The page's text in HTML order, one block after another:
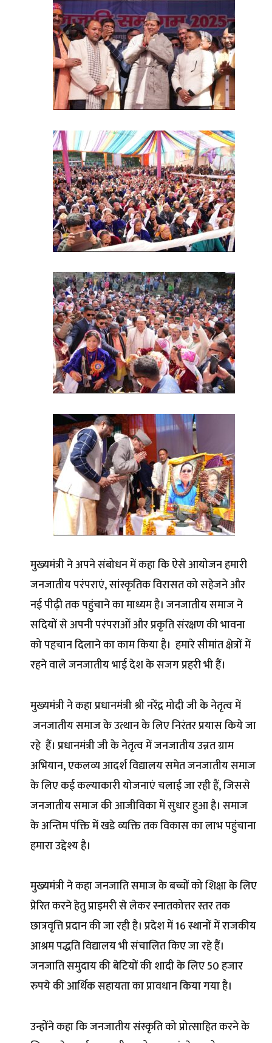
मुख्यमंत्री ने अपने संबोधन में कहा कि ऐसे आयोजन हमारी
जनजातीय परंपराएं, सांस्कृतिक विरासत को सहेजने और
नई पीढ़ी तक पहुंचाने का माध्यम है। जनजातीय समाज ने
सदियों से अपनी परंपराओं और प्रकृति संरक्षण की भावना
को पहचान दिलाने का काम किया है। हमारे सीमांत क्षेत्रों में
रहने वाले जनजातीय भाई देश के सजग प्रहरी भी हैं।
मुख्यमंत्री ने कहा प्रधानमंत्री श्री नरेंद्र मोदी जी के नेतृत्व में
जनजातीय समाज के उत्थान के लिए निरंतर प्रयास किये जा
रहे हैं। प्रधानमंत्री जी के नेतृत्व में जनजातीय उन्नत ग्राम
अभियान, एकलव्य आदर्श विद्यालय समेत जनजातीय समाज
के लिए कई कल्याकारी योजनाएं चलाई जा रही हैं, जिससे
जनजातीय समाज की आजीविका में सुधार हुआ है। समाज
के अन्तिम पंक्ति में खडे व्यक्ति तक विकास का लाभ पहुंचाना
हमारा उद्देश्य है।
मुख्यमंत्री ने कहा जनजाति समाज के बच्चों को शिक्षा के लिए
प्रेरित करने हेतु प्राइमरी से लेकर स्नातकोत्तर स्तर तक
छात्रवृत्ति प्रदान की जा रही है। प्रदेश में 16 स्थानों में राजकीय
आश्रम पद्धति विद्यालय भी संचालित किए जा रहे हैं।
जनजाति समुदाय की बेटियों की शादी के लिए 50 हजार
रुपये की आर्थिक सहायता का प्रावधान किया गया है।
उन्होंने कहा कि जनजातीय संस्कृति को प्रोत्साहित करने के